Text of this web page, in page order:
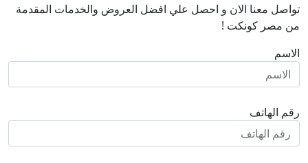
تواصل معنا الان و احصل علي افضل العروض والخدمات المقدمة
من مصر كونكت !
الاسم
رقم الهاتف